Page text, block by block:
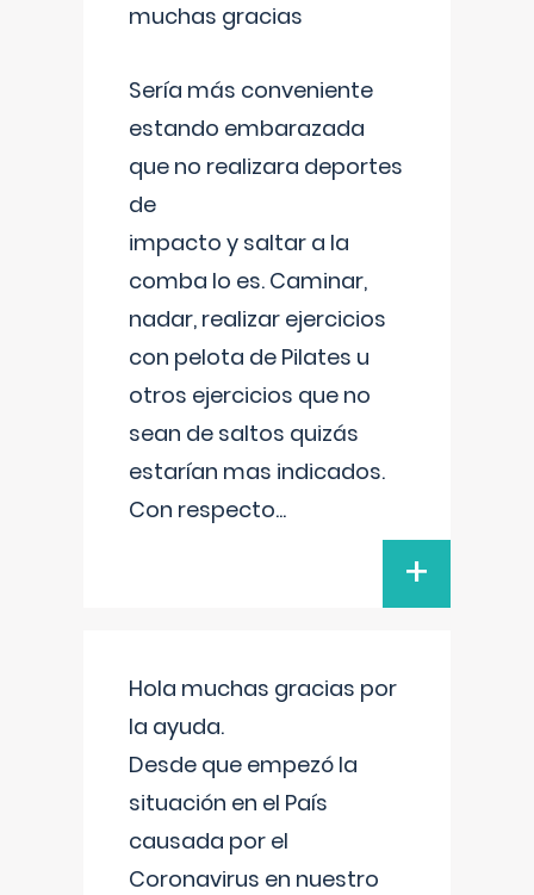
muchas gracias
Sería más conveniente
estando embarazada
que no realizara deportes
de
impacto y saltar a la
comba lo es. Caminar,
nadar, realizar ejercicios
con pelota de Pilates u
otros ejercicios que no
sean de saltos quizás
estarían mas indicados.
Con respecto...
+
Hola muchas gracias por
la ayuda.
Desde que empezó la
situación en el País
causada por el
Coronavirus en nuestro